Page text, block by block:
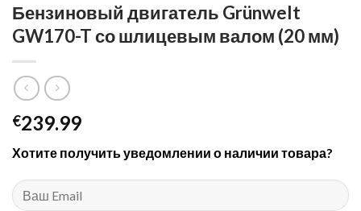
Бензиновый двигатель Grünwelt
GW170-T со шлицевым валом (20 мм)
€239.99
Хотите получить уведомлении о наличии товара?